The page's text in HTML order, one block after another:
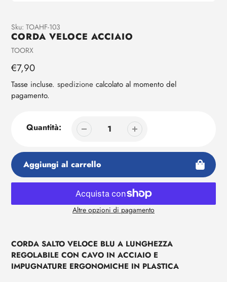
Aggiunta
di
prodotto
tuo
carrello
Sku: TOAHF-103
CORDA VELOCE ACCIAIO
Venditrice
TOORX
Prezzo
regolare
€7,90
Tasse incluse. spedizione calcolato al momento del
pagamento.
Quantità:
Aggiungi al carrello
Altre opzioni di pagamento
prodotto
al
tuo
CORDA SALTO VELOCE BLU A LUNGHEZZA
REGOLABILE CON CAVO IN ACCIAIO E
IMPUGNATURE ERGONOMICHE IN PLASTICA